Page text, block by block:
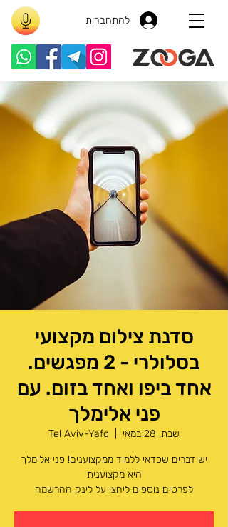
להתחברות
סדנת צילום מקצועי
בסלולרי - 2 מפגשים.
אחד ביפו ואחד בזום. עם
פני אלימלך
שבת, 28 במאי Tel Aviv-Yafo
יש דברים שכדאי ללמוד ממקצוענים! פני אלימלך
לפרטים נוספים ליחצו על לינק ההרשמה